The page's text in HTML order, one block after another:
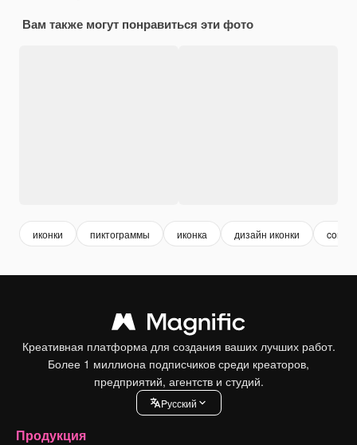
Вам также могут понравиться эти фото
иконки пиктограммы иконка дизайн иконки
Креативная платформа для создания ваших лучших работ.
Более 1 миллиона подписчиков среди креаторов,
предприятий, агентств и студий.
Pусский
Продукция